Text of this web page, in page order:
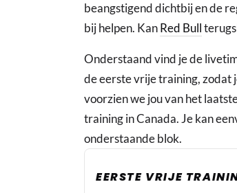
beangstigend dichtbij en de
bij helpen. KanRed Bull
Onderstaand vind je de
de eerste vrije training, zodat
voorzien we jou van het
training in Canada. Je kan
onderstaande blok.
EERSTE VRIJE